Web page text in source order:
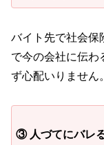
バイト先で社会保
で今の会社に伝わ
ず心配いりません。
③ 人づてにバレ